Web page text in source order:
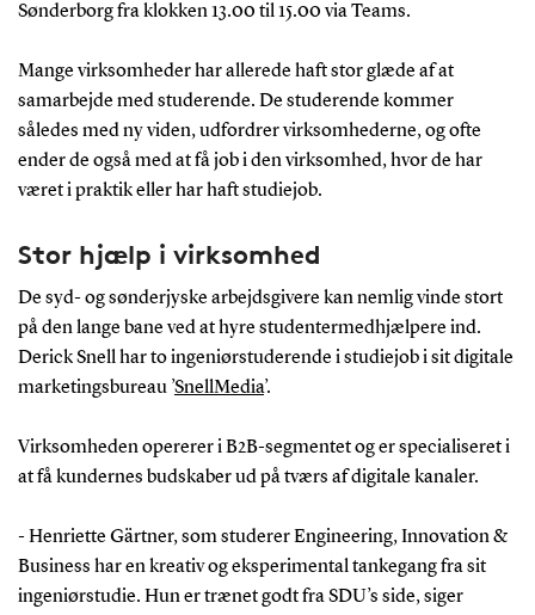
Sønderborg fra klokken 13.00 til 15.00 via Teams.
Mange virksomheder har allerede haft stor glæde af at
samarbejde med studerende. De studerende kommer
således med ny viden, udfordrer virksomhederne, og ofte
ender de også med at få job i den virksomhed, hvor de har
været i praktik eller har haft studiejob.
Stor hjælp i virksomhed
De syd- og sønderjyske arbejdsgivere kan nemlig vinde stort
på den lange bane ved at hyre studentermedhjælpere ind.
Derick Snell har to ingeniørstuderende i studiejob i sit digitale
marketingsbureau ’SnellMedia’.
Virksomheden opererer i B2B-segmentet og er specialiseret i
at få kundernes budskaber ud på tværs af digitale kanaler.
- Henriette Gärtner, som studerer Engineering, Innovation &
Business har en kreativ og eksperimental tankegang fra sit
ingeniørstudie. Hun er trænet godt fra SDU’s side, siger